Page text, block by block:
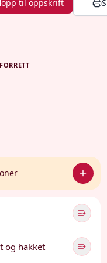
til oppskrift
FORRETT
og hakket